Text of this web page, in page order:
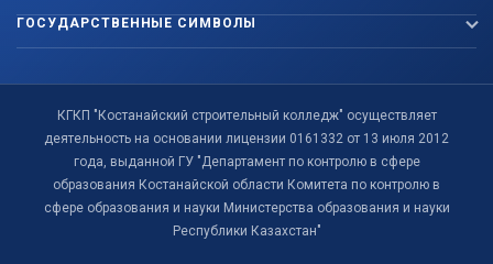
ГОСУДАРСТВЕННЫЕ СИМВОЛЫ
КГКП "Костанайский строительный колледж" осуществляет
деятельность на основании лицензии 0161332 от 13 июля 2012
года, выданной ГУ "Департамент по контролю в сфере
образования Костанайской области Комитета по контролю в
сфере образования и науки Министерства образования и науки
Республики Казахстан"